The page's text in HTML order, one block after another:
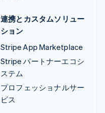
連携とカスタムソリュー
ション
Stripe App Marketplace
Stripe パートナーエコシ
ステム
プロフェッショナルサー
ビス